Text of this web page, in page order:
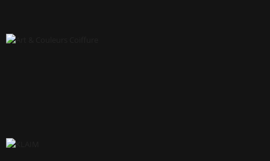
ÉLÉGANCE COIFFURE
ART & COULEURS COIFFURE